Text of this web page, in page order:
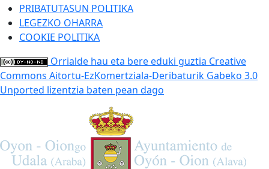
PRIBATUTASUN POLITIKA
LEGEZKO OHARRA
COOKIE POLITIKA
Orrialde hau eta bere eduki guztia Creative
Commons Aitortu-EzKomertziala-Deribaturik Gabeko 3.0
Unported lizentzia baten pean dago